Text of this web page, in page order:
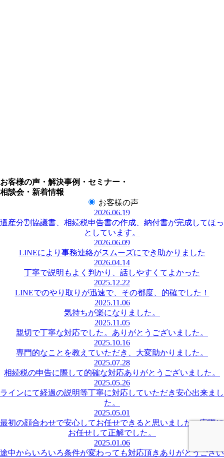
お客様の声・解決事例・セミナー・
相談会・新着情報
お客様の声
2026.06.19
遺産分割協議書、相続税申告書の作成、納付書が完成してほっ
としています。
2026.06.09
LINEにより事務連絡がスムーズにでき助かりました
2026.04.14
丁寧で説明もよく判かり、話しやすくてよかった
2025.12.22
LINEでのやり取りが迅速で、その都度、的確でした！
2025.11.06
気持ちが楽になりました。
2025.11.05
親切で丁寧な対応でした。ありがとうございました。
2025.10.16
専門的なことを教えていただき、大変助かりました。
2025.07.28
相続税の申告に際して的確な対応ありがとうございました。
2025.05.26
ラインにて経過の説明等丁寧に対応していただき安心出来まし
た。
2025.05.01
最初の顔合わせで安心してお任せできると思いました。実際に
お任せして正解でした。
2025.01.06
途中からいろいろ条件が変わっても対応頂きありがとうござい